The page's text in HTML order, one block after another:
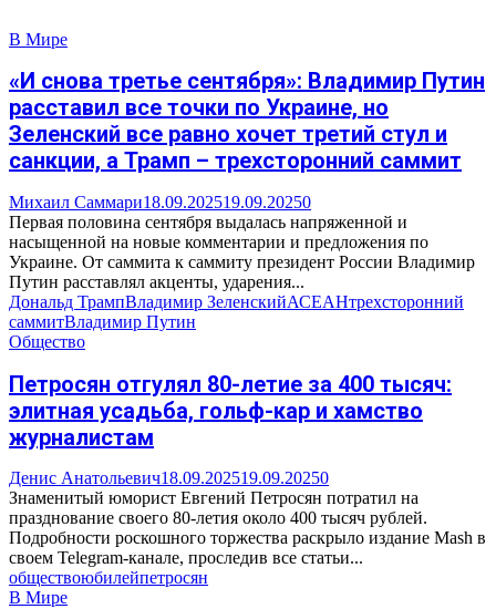
В Мире
«И снова третье сентября»: Владимир Путин
расставил все точки по Украине, но
Зеленский все равно хочет третий стул и
санкции, а Трамп – трехсторонний саммит
Михаил Саммари18.09.202519.09.20250
Первая половина сентября выдалась напряженной и
насыщенной на новые комментарии и предложения по
Украине. От саммита к саммиту президент России Владимир
Путин расставлял акценты, ударения...
Дональд ТрампВладимир ЗеленскийАСЕАНтрехсторонний
саммитВладимир Путин
Общество
Петросян отгулял 80-летие за 400 тысяч:
элитная усадьба, гольф-кар и хамство
журналистам
Денис Анатольевич18.09.202519.09.20250
Знаменитый юморист Евгений Петросян потратил на
празднование своего 80-летия около 400 тысяч рублей.
Подробности роскошного торжества раскрыло издание Mash в
своем Telegram-канале, проследив все статьи...
обществоюбилейпетросян
В Мире